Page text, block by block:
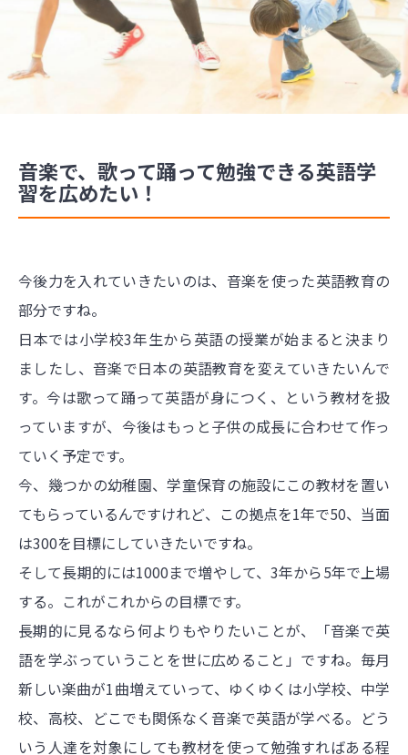
音楽で、歌って踊って勉強できる英語学
習を広めたい！
今後力を入れていきたいのは、音楽を使った英語教育の
部分ですね。
日本では小学校3年生から英語の授業が始まると決まり
ましたし、音楽で日本の英語教育を変えていきたいんで
す。今は歌って踊って英語が身につく、という教材を扱
っていますが、今後はもっと子供の成長に合わせて作っ
ていく予定です。
今、幾つかの幼稚園、学童保育の施設にこの教材を置い
てもらっているんですけれど、この拠点を1年で50、当面
は300を目標にしていきたいですね。
そして長期的には1000まで増やして、3年から5年で上場
する。これがこれからの目標です。
長期的に見るなら何よりもやりたいことが、「音楽で英
語を学ぶっていうことを世に広めること」ですね。毎月
新しい楽曲が1曲増えていって、ゆくゆくは小学校、中学
校、高校、どこでも関係なく音楽で英語が学べる。どう
いう人達を対象にしても教材を使って勉強すればある程